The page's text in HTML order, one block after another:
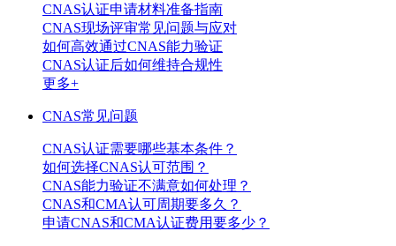
CNAS认证申请材料准备指南
CNAS现场评审常见问题与应对
如何高效通过CNAS能力验证
CNAS认证后如何维持合规性
更多+
CNAS常见问题
CNAS认证需要哪些基本条件？
如何选择CNAS认可范围？
CNAS能力验证不满意如何处理？
CNAS和CMA认可周期要多久？
申请CNAS和CMA认证费用要多少？